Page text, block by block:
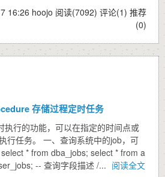
16:26 hoojo 阅读(7092) 评论(1) 推荐
(0)
存储过程定时任务
执行的功能，可以在指定的时间点或
行任务。 一、查询系统中的job，可
* from dba_jobs; select * from a
-- 查询字段描述 /... 阅读全文